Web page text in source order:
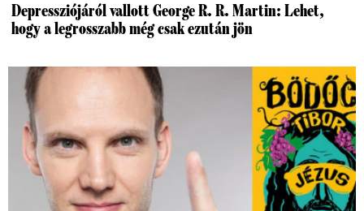
Depressziójáról vallott George R. R. Martin: Lehet,
hogy a legrosszabb még csak ezután jön